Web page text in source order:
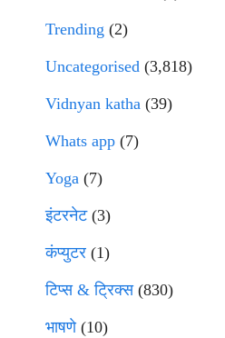
Trending (2)
Uncategorised (3,818)
Vidnyan katha (39)
Whats app (7)
Yoga (7)
इंटरनेट(3)
कंप्युटर (1)
टिप्स & ट्रिक्स(830)
भाषणे(10)